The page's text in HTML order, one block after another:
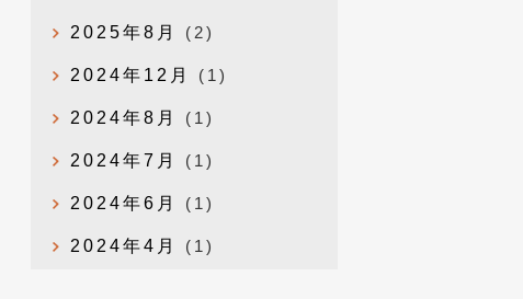
2025年8月 (2)
2024年12月 (1)
2024年8月 (1)
2024年7月 (1)
2024年6月 (1)
2024年4月 (1)